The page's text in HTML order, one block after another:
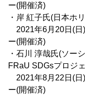
ー(開催済)
・岸 紅子氏(日本ホ
2021年6月20日(日
ー(開催済)
・石川 淳哉氏(ソー
FRaU SDGsプロジ
2021年8月22日(日
ー(開催済)